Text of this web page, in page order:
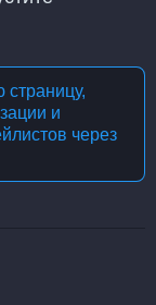
и
через